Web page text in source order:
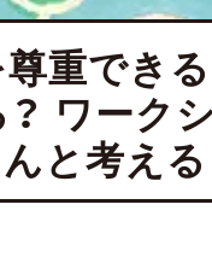
重できる
ワーク
と考える